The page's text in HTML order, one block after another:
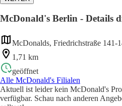
McDonald's Berlin - Details
McDonalds, Friedrichstraße 141-
1,71 km
geöffnet
Alle McDonald's Filialen
Aktuell ist leider kein McDonald's
verfügbar. Schau nach anderen